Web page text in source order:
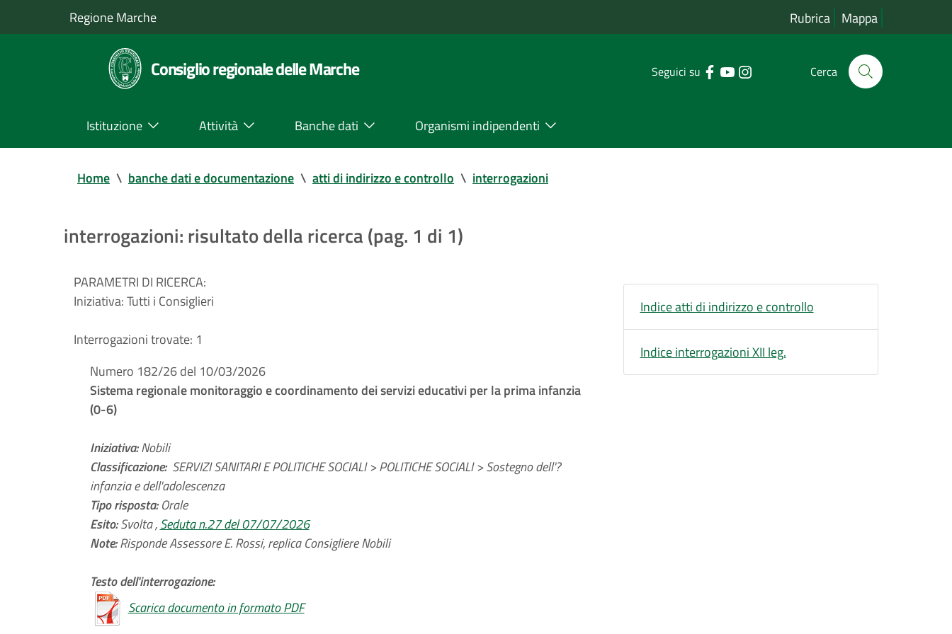
Regione Marche Rubrica Mappa
Consiglio regionale delle Marche Seguici su Cerca
Istituzione Attività Banche dati Organismi indipendenti
Home \ banche dati e documentazione \ atti di indirizzo e controllo \ interrogazioni
interrogazioni: risultato della ricerca (pag. 1 di 1)
PARAMETRI DI RICERCA:
Iniziativa:Tutti i Consiglieri
Interrogazioni trovate: 1
Numero 182/26 del 10/03/2026
Sistema regionale monitoraggio e coordinamento dei servizi educativi per la prima infanzia
(0-6)
Iniziativa:Nobili
Classificazione: SERVIZI SANITARI E POLITICHE SOCIALI > POLITICHE SOCIALI > Sostegno dell'?
infanzia e dell'adolescenza
Tipo risposta:Orale
Esito:Svolta ,Seduta n.27 del 07/07/2026
Note:Risponde Assessore E. Rossi, replica Consigliere Nobili
Testo dell'interrogazione:
Scarica documento in formato PDF
Indice atti di indirizzo e controllo
Indice interrogazioni XII leg.